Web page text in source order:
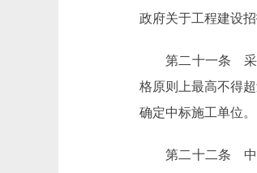
政府关于工程建设
第二十一条 采取
格原则上最高不得
确定中标施工单位。
第二十二条 中标